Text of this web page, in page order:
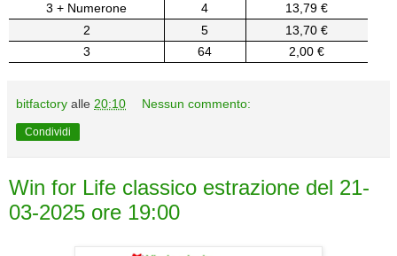
3 + Numerone
4
13,79 €
2
5
13,70 €
3
64 2,00 €
bitfactory alle 20:10 Nessun commento:
Condividi
Win for Life classico estrazione del 21-
03-2025 ore 19:00